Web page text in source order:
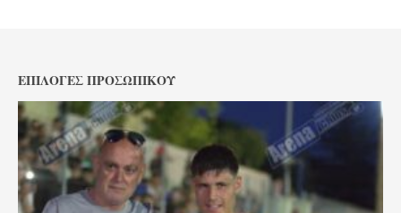
ΕΠΙΛΟΓΈΣ ΠΡΟΣΩΠΙΚΟΎ